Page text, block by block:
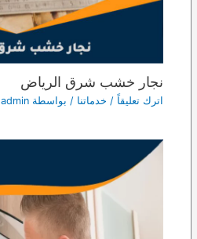
نجار خشب شرق الرياض
اترك تعليقاً / خدماتنا / بواسطة admin